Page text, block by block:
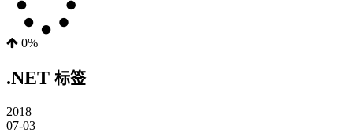
0%
.NET 标签
2018
07-03